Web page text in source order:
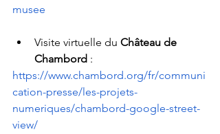
musee
Visite virtuelle du Château de
Chambord :
https://www.chambord.org/fr/communi
cation-presse/les-projets-
numeriques/chambord-google-street-
view/